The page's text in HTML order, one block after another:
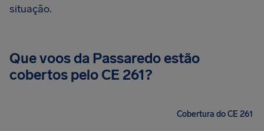
situação.
Que voos da Passaredo estão
cobertos pelo CE 261?
Cobertura do CE 261